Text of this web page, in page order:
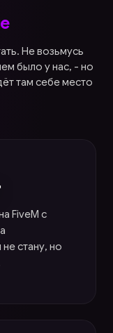
Не возьмусь
было у нас, - но
там себе место
FiveM с
стану, но